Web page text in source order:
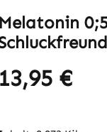
Melatonin
13,95 €